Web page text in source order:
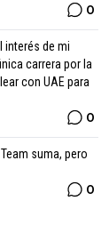
0
interés de mi
carrera por la
con UAE para
0
suma, pero
0